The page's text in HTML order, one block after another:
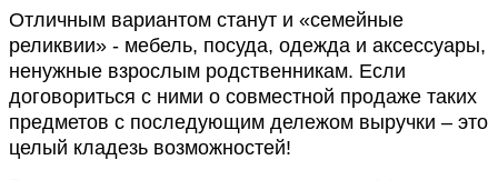
Отличным вариантом станут и «семейные
реликвии» - мебель, посуда, одежда и аксессуары,
ненужные взрослым родственникам. Если
договориться с ними о совместной продаже таких
предметов с последующим дележом выручки – это
целый кладезь возможностей!